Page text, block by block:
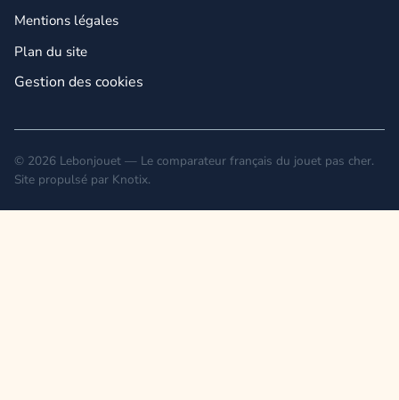
Mentions légales
Plan du site
Gestion des cookies
© 2026 Lebonjouet — Le comparateur français du jouet pas cher.
Site propulsé par Knotix.